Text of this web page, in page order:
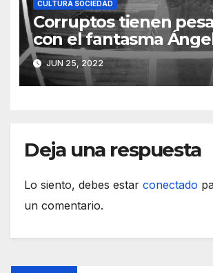
CULTURA SOCIEDAD
Corruptos tienen
con el fantasma
González
JUN 25, 2022
Deja una respuesta
Lo siento, debes estar conectado
un comentario.